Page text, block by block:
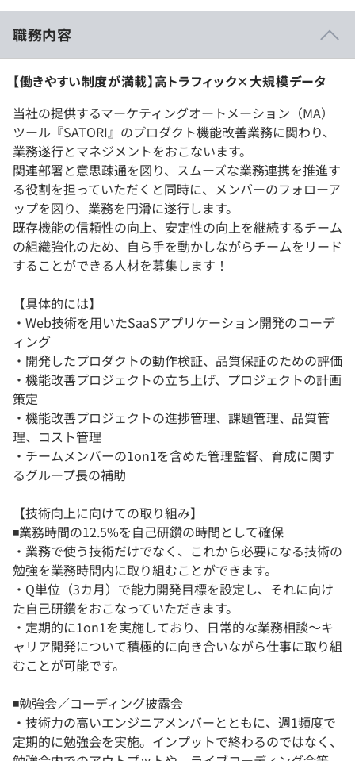
職務内容
【働きやすい制度が満載】高トラフィック×大規模データ
当社の提供するマーケティングオートメーション（MA）
ツール『SATORI』のプロダクト機能改善業務に関わり、
業務遂行とマネジメントをおこないます。
関連部署と意思疎通を図り、スムーズな業務連携を推進す
る役割を担っていただくと同時に、メンバーのフォローア
ップを図り、業務を円滑に遂行します。
既存機能の信頼性の向上、安定性の向上を継続するチーム
の組織強化のため、自ら手を動かしながらチームをリード
することができる人材を募集します！
【具体的には】
・Web技術を用いたSaaSアプリケーション開発のコーデ
ィング
・開発したプロダクトの動作検証、品質保証のための評価
・機能改善プロジェクトの立ち上げ、プロジェクトの計画
策定
・機能改善プロジェクトの進捗管理、課題管理、品質管
理、コスト管理
・チームメンバーの1on1を含めた管理監督、育成に関す
るグループ長の補助
【技術向上に向けての取り組み】
◾️業務時間の12.5%を自己研鑽の時間として確保
・業務で使う技術だけでなく、これから必要になる技術の
勉強を業務時間内に取り組むことができます。
・Q単位（3カ月）で能力開発目標を設定し、それに向け
た自己研鑽をおこなっていただきます。
・定期的に1on1を実施しており、日常的な業務相談〜キ
ャリア開発について積極的に向き合いながら仕事に取り組
むことが可能です。
◾️勉強会／コーディング披露会
・技術力の高いエンジニアメンバーとともに、週1頻度で
定期的に勉強会を実施。インプットで終わるのではなく、